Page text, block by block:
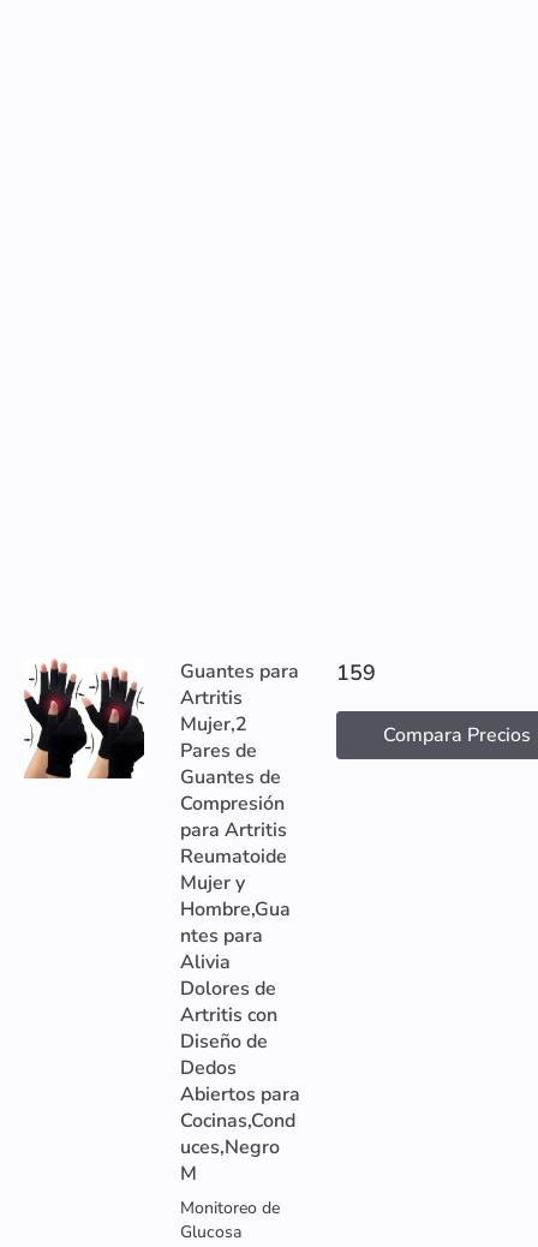
Guantes para
Artritis
Mujer,2
Pares de
Guantes de
Compresión
para Artritis
Reumatoide
Mujer y
Hombre,Gua
ntes para
Alivia
Dolores de
Artritis con
Diseño de
Dedos
Abiertos para
Cocinas,Cond
uces,Negro
M
Monitoreo de
Glucosa
159
Compara Precios